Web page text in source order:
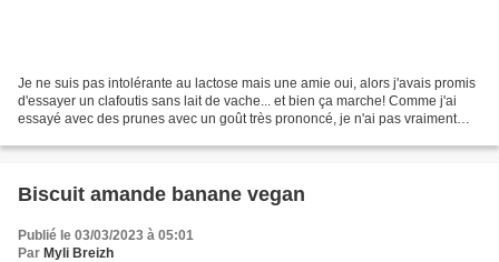
Je ne suis pas intolérante au lactose mais une amie oui, alors j'avais promis
d'essayer un clafoutis sans lait de vache... et bien ça marche! Comme j'ai
essayé avec des prunes avec un goût très prononcé, je n'ai pas vraiment
Biscuit amande banane vegan
Publié le 03/03/2023 à 05:01
Par Myli Breizh